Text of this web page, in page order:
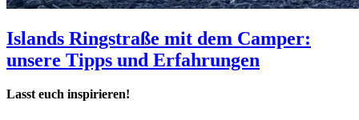
Islands Ringstraße mit dem Camper:
unsere Tipps und Erfahrungen
Lasst euch inspirieren!